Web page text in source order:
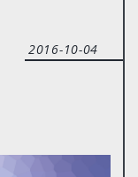
2016-10-04